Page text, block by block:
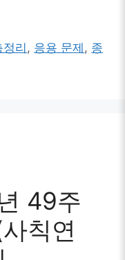
리 , 응용 문제 , 종
49주
칙연